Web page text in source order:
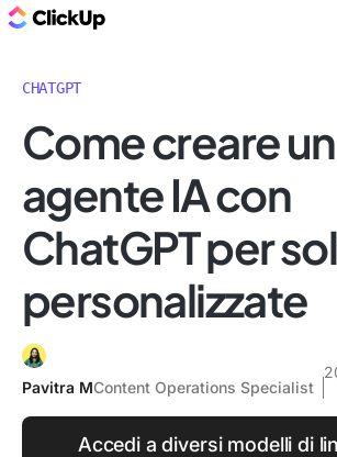
CHATGPT
Come creare un
agente IA con
ChatGPT per
personalizzate
Pavitra MContent Operations Specialist
Accedi a diversi modelli di